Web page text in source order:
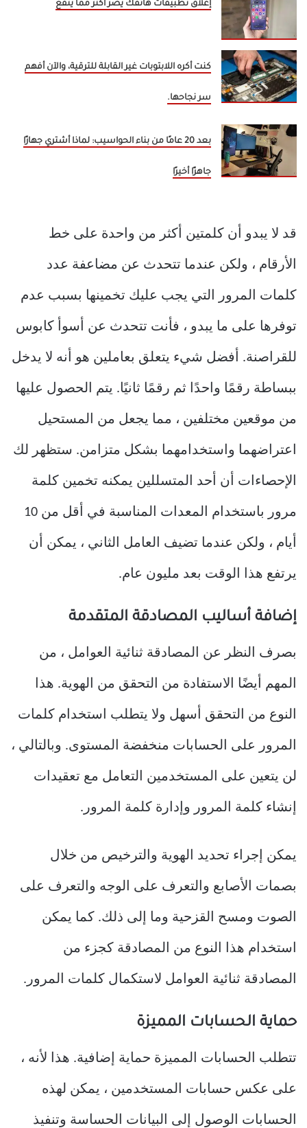
إغلاق تطبيقات هاتفك يضر أكثر مما ينفع
كنت أكره اللابتوبات غير القابلة للترقية، والآن أفهم
سر نجاحها.
بعد 20 عامًا من بناء الحواسيب: لماذا أشتري جهازًا
جاهزًا أخيرًا
قد لا يبدو أن كلمتين أكثر من واحدة على خط
الأرقام ، ولكن عندما تتحدث عن مضاعفة عدد
كلمات المرور التي يجب عليك تخمينها بسبب عدم
توفرها على ما يبدو ، فأنت تتحدث عن أسوأ كابوس
للقراصنة. أفضل شيء يتعلق بعاملين هو أنه لا يدخل
ببساطة رقمًا واحدًا ثم رقمًا ثانيًا. يتم الحصول عليها
من موقعين مختلفين ، مما يجعل من المستحيل
اعتراضهما واستخدامهما بشكل متزامن. ستظهر لك
الإحصاءات أن أحد المتسللين يمكنه تخمين كلمة
مرور باستخدام المعدات المناسبة في أقل من 10
أيام ، ولكن عندما تضيف العامل الثاني ، يمكن أن
يرتفع هذا الوقت بعد مليون عام.
إضافة أساليب المصادقة المتقدمة
بصرف النظر عن المصادقة ثنائية العوامل ، من
المهم أيضًا الاستفادة من التحقق من الهوية. هذا
النوع من التحقق أسهل ولا يتطلب استخدام كلمات
المرور على الحسابات منخفضة المستوى. وبالتالي ،
لن يتعين على المستخدمين التعامل مع تعقيدات
إنشاء كلمة المرور وإدارة كلمة المرور.
يمكن إجراء تحديد الهوية والترخيص من خلال
بصمات الأصابع والتعرف على الوجه والتعرف على
الصوت ومسح القزحية وما إلى ذلك. كما يمكن
استخدام هذا النوع من المصادقة كجزء من
المصادقة ثنائية العوامل لاستكمال كلمات المرور.
حماية الحسابات المميزة
تتطلب الحسابات المميزة حماية إضافية. هذا لأنه ،
على عكس حسابات المستخدمين ، يمكن لهذه
الحسابات الوصول إلى البيانات الحساسة وتنفيذ